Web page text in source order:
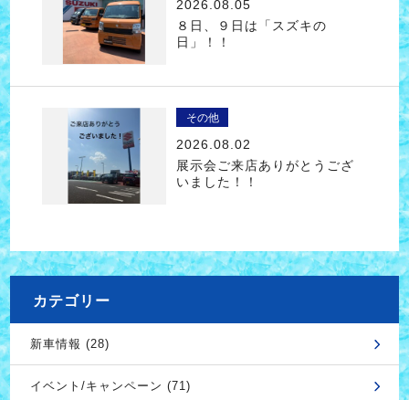
2026.08.05
８日、９日は「スズキの
日」！！
その他
2026.08.02
展示会ご来店ありがとうござ
いました！！
カテゴリー
新車情報 (28)
イベント/キャンペーン (71)